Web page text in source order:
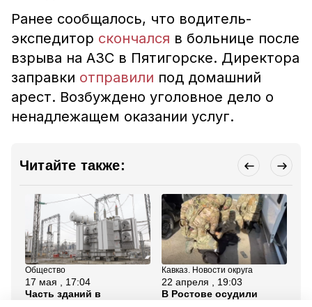
Ранее сообщалось, что водитель-
экспедитор скончался в больнице после
взрыва на АЗС в Пятигорске. Директора
заправки отправили под домашний
арест. Возбуждено уголовное дело о
ненадлежащем оказании услуг.
Читайте также:
Общество
17 мая , 17:04
Часть зданий в
Кавказ. Новости округа
22 апреля , 19:03
В Ростове осудили